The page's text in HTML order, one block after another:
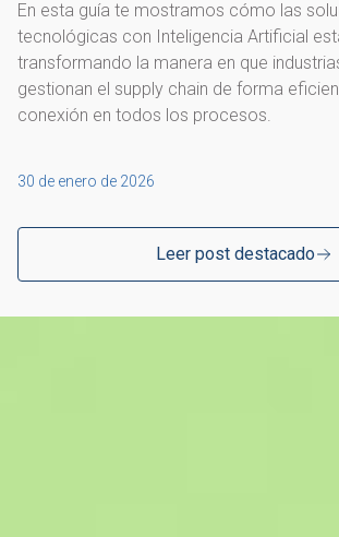
En esta guía te mostramos cómo las
tecnológicas con Inteligencia Artificial
transformando la manera en que
gestionan el supply chain de forma
conexión en todos los procesos.
30 de enero de 2026
Leer post destacado